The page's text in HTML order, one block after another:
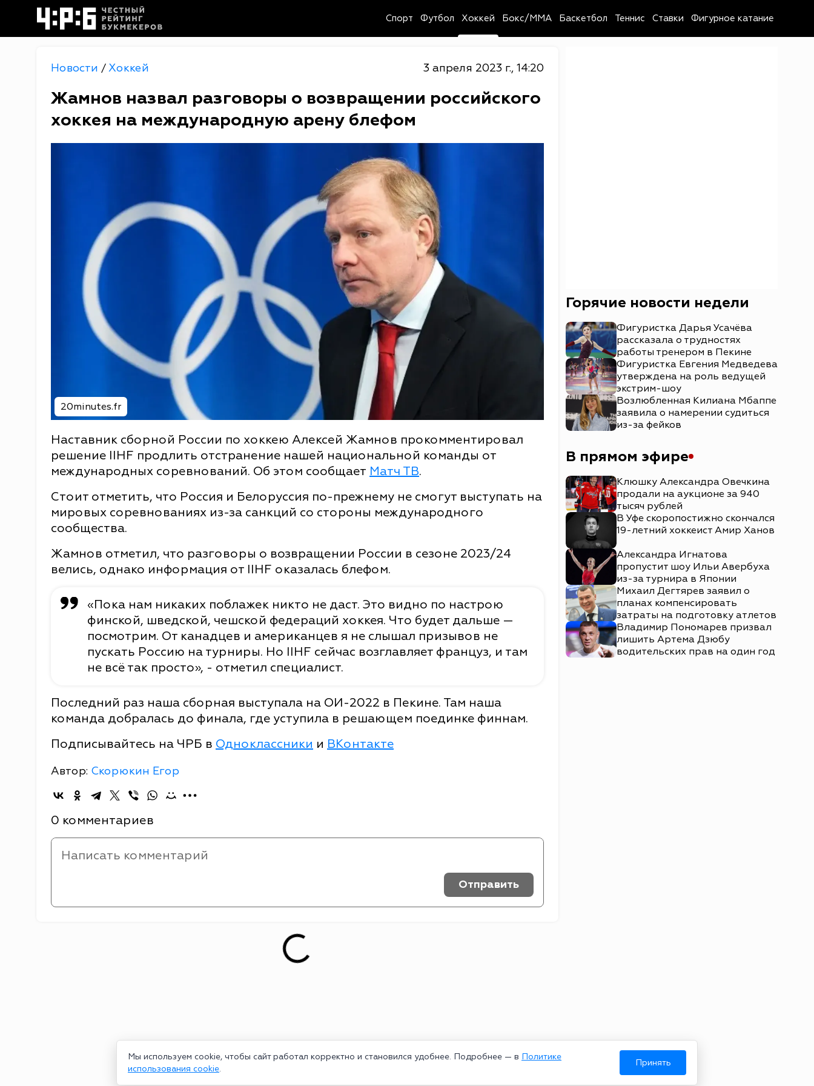
Мы используем cookie, чтобы сайт работал корректно и становился удобнее. Подробнее — в Политике
использования cookie.
Принять
Спорт Футбол Хоккей Бокс/MMA Баскетбол Теннис Ставки Фигурное катание
Новости / Хоккей 3 апреля 2023 г., 14:20
Жамнов назвал разговоры о возвращении российского
хоккея на международную арену блефом
20minutes.fr
Наставник сборной России по хоккею Алексей Жамнов прокомментировал
решение IIHF продлить отстранение нашей национальной команды от
международных соревнований. Об этом сообщает Матч ТВ.
Стоит отметить, что Россия и Белоруссия по-прежнему не смогут выступать на
мировых соревнованиях из-за санкций со стороны международного
сообщества.
Жамнов отметил, что разговоры о возвращении России в сезоне 2023/24
велись, однако информация от IIHF оказалась блефом.
«Пока нам никаких поблажек никто не даст. Это видно по настрою
финской, шведской, чешской федераций хоккея. Что будет дальше —
посмотрим. От канадцев и американцев я не слышал призывов не
пускать Россию на турниры. Но IIHF сейчас возглавляет француз, и там
не всё так просто», - отметил специалист.
Последний раз наша сборная выступала на ОИ-2022 в Пекине. Там наша
команда добралась до финала, где уступила в решающем поединке финнам.
Подписывайтесь на ЧРБ в Одноклассники и ВКонтакте
Автор: Скорюкин Егор
0 комментариев
Отправить
Горячие новости недели
Фигуристка Дарья Усачёва
рассказала о трудностях
работы тренером в Пекине
Фигуристка Евгения Медведева
утверждена на роль ведущей
экстрим-шоу
Возлюбленная Килиана Мбаппе
заявила о намерении судиться
из-за фейков
В прямом эфире
Клюшку Александра Овечкина
продали на аукционе за 940
тысяч рублей
В Уфе скоропостижно скончался
19-летний хоккеист Амир Ханов
Александра Игнатова
пропустит шоу Ильи Авербуха
из-за турнира в Японии
Михаил Дегтярев заявил о
планах компенсировать
затраты на подготовку атлетов
Владимир Пономарев призвал
лишить Артема Дзюбу
водительских прав на один год